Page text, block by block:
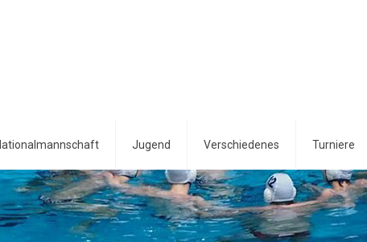
Jugend Verschiedenes Turniere